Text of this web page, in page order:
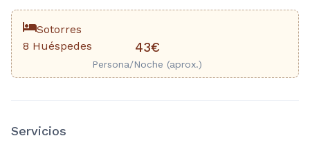
Sotorres
8 Huéspedes
43€
Persona/Noche (aprox.)
Servicios